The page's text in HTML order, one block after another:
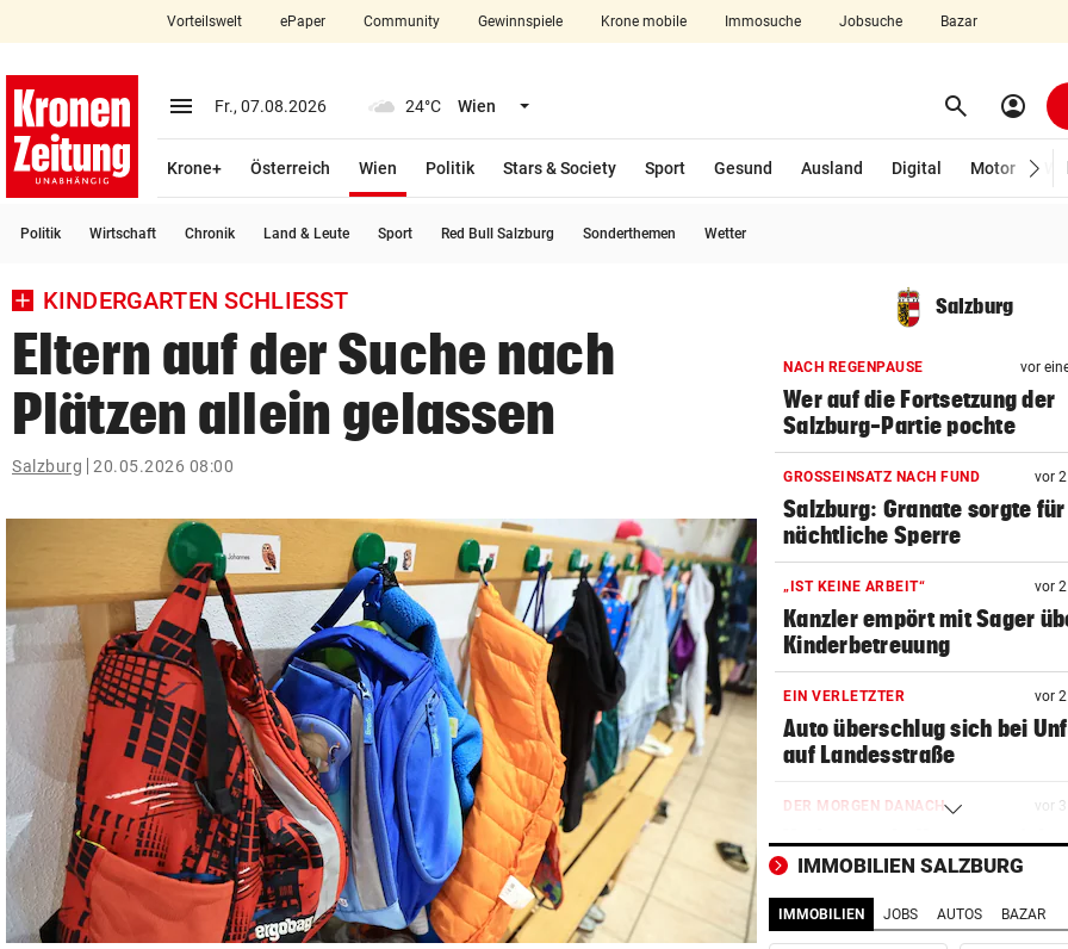
closeSchließen
account_circle Anmelden
arrow_right
bookmark
search
Suchbegriff
eingeben
© Krone Multimedia GmbH & Co KG 2026
Muthgasse 2, 1190 Wien
Vorteilswelt ePaper Community Gewinnspiele Krone mobile Immosuche Jobsuche Bazar
menu Menü aufklappen
Fr., 07.08.2026 24°C Wien Menü aufklappen search Suchen
account_circle
Krone+ Österreich Wien
Politik
Stars & Society Sport Gesund Ausland Digital Motor
Politik Wirtschaft Chronik Land & Leute Sport Red Bull Salzburg Sonderthemen Wetter
KINDERGARTEN SCHLIESST
Eltern auf der Suche nach
Plätzen allein gelassen
Salzburg 20.05.2026 08:00
Salzburg
NACH REGENPAUSE vor
Wer auf die Fortsetzung der
Salzburg-Partie pochte
GROSSEINSATZ NACH FUND vor
Salzburg: Granate sorgte für
nächtliche Sperre
„IST KEINE ARBEIT“ vor
Kanzler empört mit Sager
Kinderbetreuung
EIN VERLETZTER vor
Auto überschlug sich bei
auf Landesstraße
DER MORGEN DANACH vor
Verheerende Unwetter
massive Schäden an
LANGER EUROPACUPABEND vor 3
IMMOBILIEN SALZBURG
IMMOBILIEN JOBS AUTOS BAZAR